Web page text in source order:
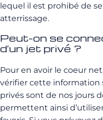
lequel il est prohibé de
atterrissage.
Peut-on se
d’un jet privé ?
Pour en avoir le coeur
vérifier cette information
privés sont de nos jours
permettent ainsi